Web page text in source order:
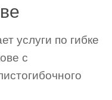
услуги по гибке
с